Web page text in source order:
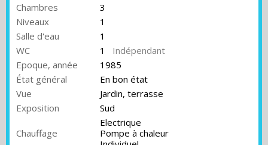
Chambres
3
Niveaux
1
Salle d'eau
1
WC
1 Indépendant
Epoque, année
1985
État général
En bon état
Vue
Jardin, terrasse
Exposition
Sud
Chauffage
Electrique
Pompe à chaleur